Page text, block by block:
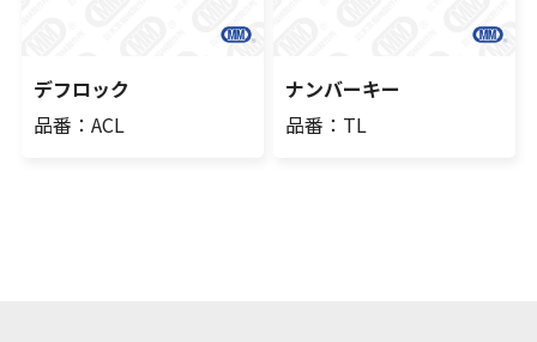
デフロック
品番：ACL
ナンバーキー
品番：TL